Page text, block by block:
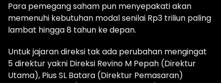
Para pemegang saham pun menyepakati akan
memenuhi kebutuhan modal senilai Rp3 triliun paling
lambat hingga 8 tahun ke depan.
Untuk jajaran direksi tak ada perubahan mengingat
5 direktur yakni Direksi Revino M Pepah (Direktur
Utama), Pius SL Batara (Direktur Pemasaran)